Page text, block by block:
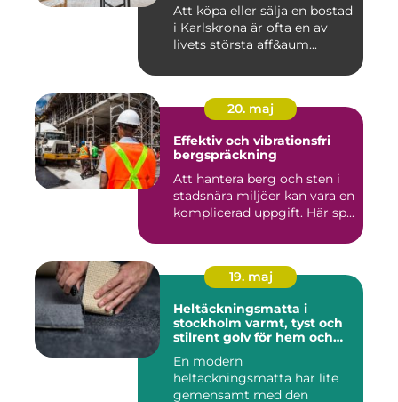
Att köpa eller sälja en bostad
i Karlskrona är ofta en av
livets största aff&aum...
20. maj
Effektiv och vibrationsfri
bergspräckning
Att hantera berg och sten i
stadsnära miljöer kan vara en
komplicerad uppgift. Här sp...
19. maj
Heltäckningsmatta i
stockholm varmt, tyst och
stilrent golv för hem och
En modern
heltäckningsmatta har lite
gemensamt med den